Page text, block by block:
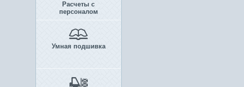
Расчеты с
персоналом
Умная подшивка